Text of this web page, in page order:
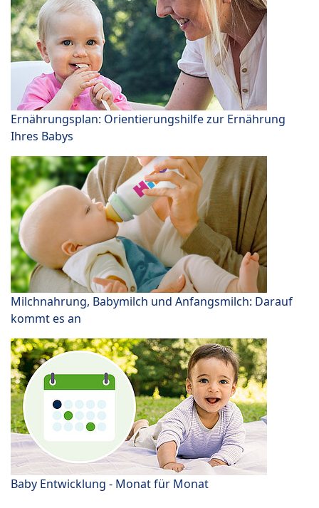
Ernährungsplan: Orientierungshilfe zur Ernährung
Ihres Babys
Milchnahrung, Babymilch und Anfangsmilch: Darauf
kommt es an
Baby Entwicklung - Monat für Monat